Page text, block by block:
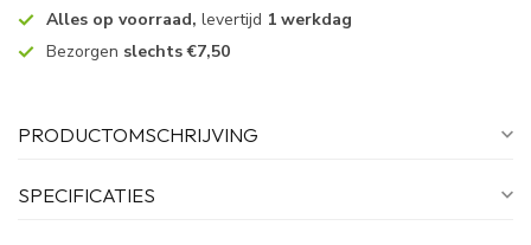
Alles op voorraad, levertijd 1 werkdag
Bezorgen slechts €7,50
PRODUCTOMSCHRIJVING
SPECIFICATIES